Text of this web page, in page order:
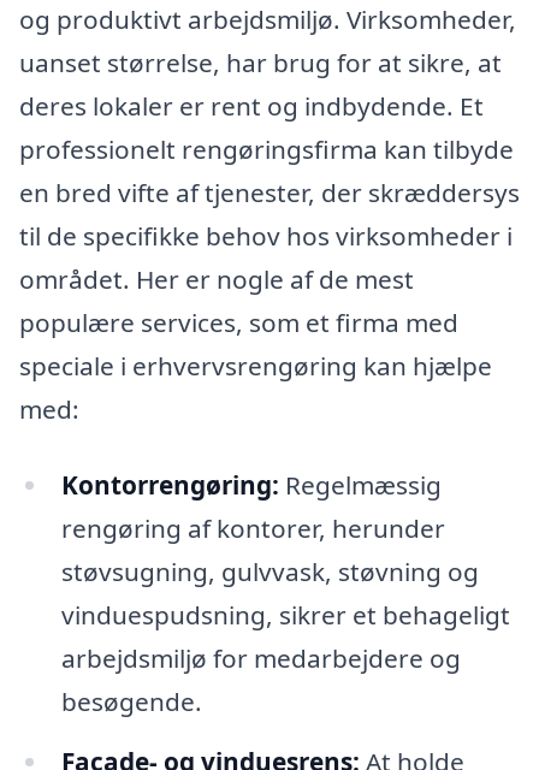
og produktivt arbejdsmiljø. Virksomheder,
uanset størrelse, har brug for at sikre, at
deres lokaler er rent og indbydende. Et
professionelt rengøringsfirma kan tilbyde
en bred vifte af tjenester, der skræddersys
til de specifikke behov hos virksomheder i
området. Her er nogle af de mest
populære services, som et firma med
speciale i erhvervsrengøring kan hjælpe
med:
Kontorrengøring: Regelmæssig
rengøring af kontorer, herunder
støvsugning, gulvvask, støvning og
vinduespudsning, sikrer et behageligt
arbejdsmiljø for medarbejdere og
besøgende.
Facade- og vinduesrens: At holde